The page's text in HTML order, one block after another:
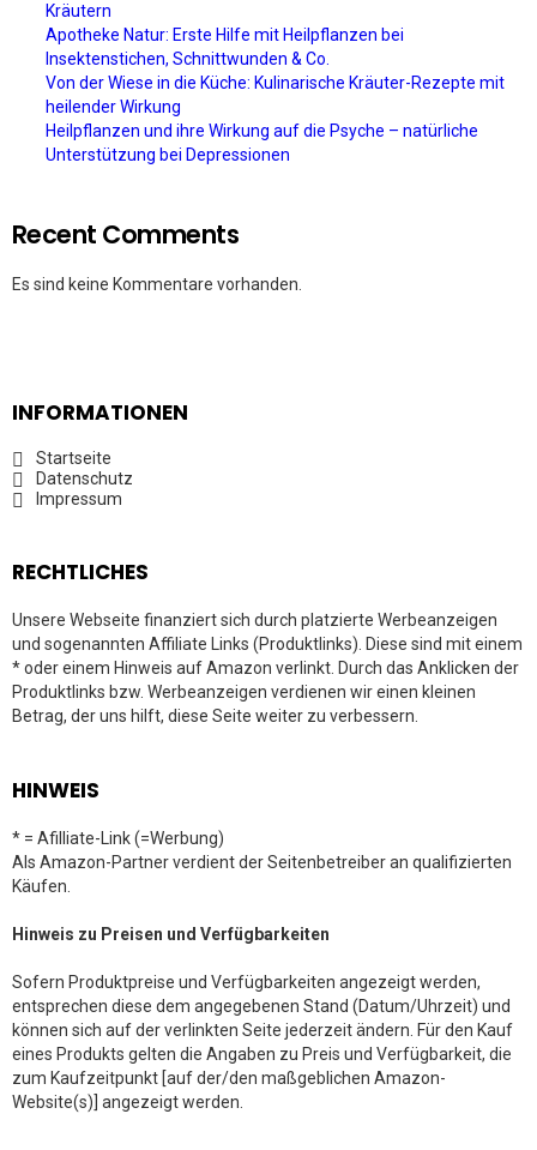
Kräutern
Apotheke Natur: Erste Hilfe mit Heilpflanzen bei
Insektenstichen, Schnittwunden & Co.
Von der Wiese in die Küche: Kulinarische Kräuter-Rezepte mit
heilender Wirkung
Heilpflanzen und ihre Wirkung auf die Psyche – natürliche
Unterstützung bei Depressionen
Recent Comments
Es sind keine Kommentare vorhanden.
INFORMATIONEN
Startseite
Datenschutz
Impressum
RECHTLICHES
Unsere Webseite finanziert sich durch platzierte Werbeanzeigen
und sogenannten Affiliate Links (Produktlinks). Diese sind mit einem
* oder einem Hinweis auf Amazon verlinkt. Durch das Anklicken der
Produktlinks bzw. Werbeanzeigen verdienen wir einen kleinen
Betrag, der uns hilft, diese Seite weiter zu verbessern.
HINWEIS
* = Afilliate-Link (=Werbung)
Als Amazon-Partner verdient der Seitenbetreiber an qualifizierten
Käufen.
Hinweis zu Preisen und Verfügbarkeiten
Sofern Produktpreise und Verfügbarkeiten angezeigt werden,
entsprechen diese dem angegebenen Stand (Datum/Uhrzeit) und
können sich auf der verlinkten Seite jederzeit ändern. Für den Kauf
eines Produkts gelten die Angaben zu Preis und Verfügbarkeit, die
zum Kaufzeitpunkt [auf der/den maßgeblichen Amazon-
Website(s)] angezeigt werden.